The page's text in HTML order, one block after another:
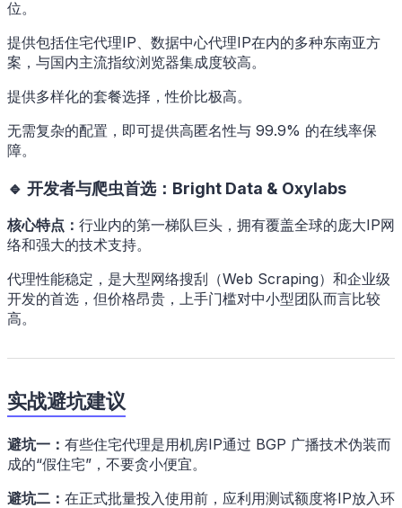
位。
提供包括住宅代理IP、数据中心代理IP在内的多种东南亚方
案，与国内主流指纹浏览器集成度较高。
提供多样化的套餐选择，性价比极高。
无需复杂的配置，即可提供高匿名性与 99.9% 的在线率保
障。
🔹 开发者与爬虫首选：Bright Data & Oxylabs
核心特点： 行业内的第一梯队巨头，拥有覆盖全球的庞大IP网
络和强大的技术支持。
代理性能稳定，是大型网络搜刮（Web Scraping）和企业级
开发的首选，但价格昂贵，上手门槛对中小型团队而言比较
高。
实战避坑建议
避坑一： 有些住宅代理是用机房IP通过 BGP 广播技术伪装而
成的“假住宅”，不要贪小便宜。
避坑二： 在正式批量投入使用前，应利用测试额度将IP放入环